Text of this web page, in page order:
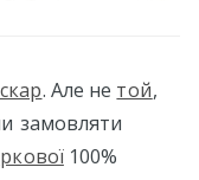
. Але не той,
замовляти
100%